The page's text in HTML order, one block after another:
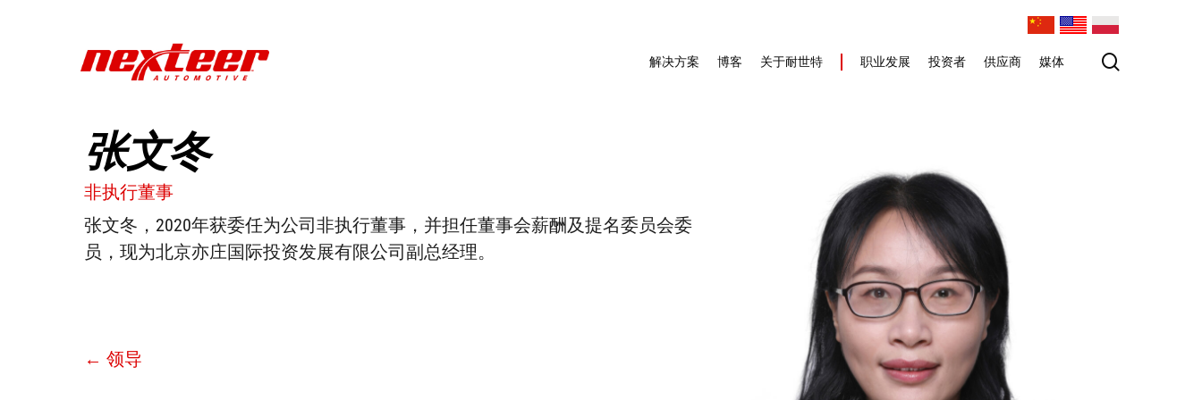
Hit enter to search or ESC to close
解决方案 博客 关于耐世特 职业发展 投资者 供应商 媒体
张文冬
非执行董事
张文冬，2020年获委任为公司非执行董事，并担任董事会薪酬及提名委员会委
员，现为北京亦庄国际投资发展有限公司副总经理。
← 领导